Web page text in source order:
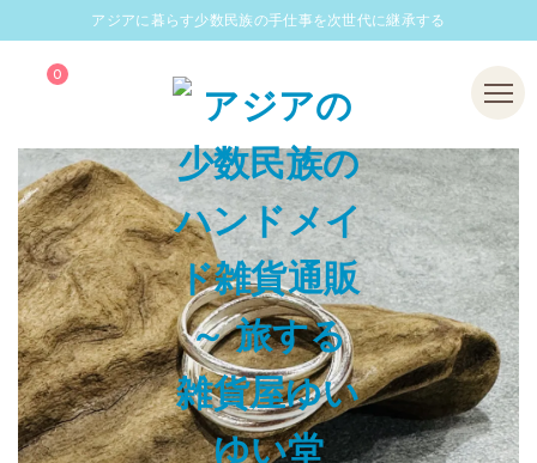
アジアに暮らす少数民族の手仕事を次世代に継承する
0 Menu